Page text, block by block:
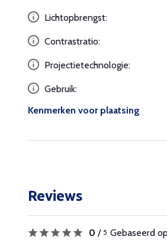
Lichtopbrengst:
Contrastratio:
Projectietechnologie:
Gebruik:
Kenmerken voor plaatsing
Reviews
0 / 5 Gebaseerd